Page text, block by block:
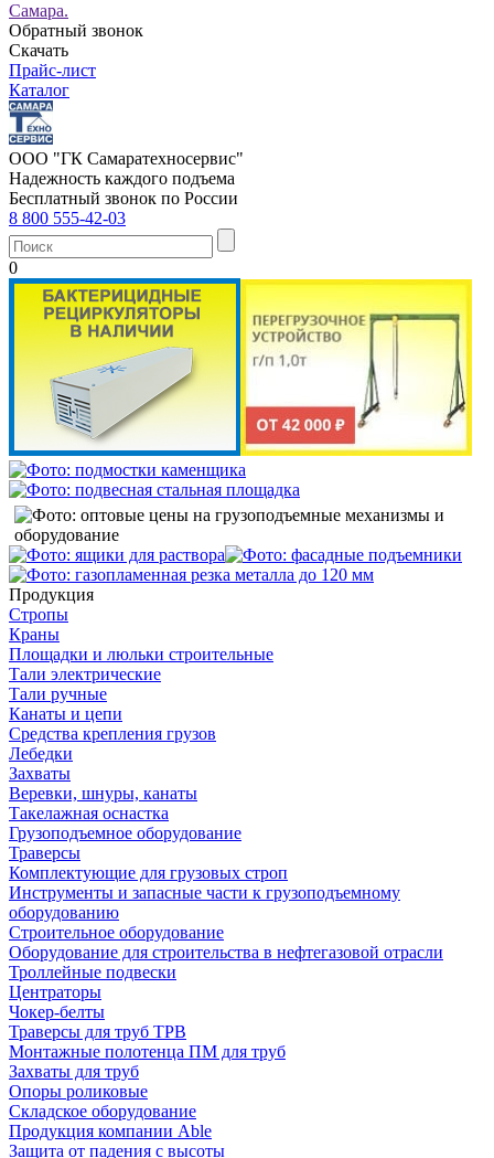
Самара.
Обратный звонок
Скачать
Прайс-лист
Каталог
ООО "ГК Самаратехносервис"
Надежность каждого подъема
Бесплатный звонок по России
8 800 555-42-03
0
Продукция
Стропы
Краны
Площадки и люльки строительные
Тали электрические
Тали ручные
Канаты и цепи
Средства крепления грузов
Лебедки
Захваты
Веревки, шнуры, канаты
Такелажная оснастка
Грузоподъемное оборудование
Траверсы
Комплектующие для грузовых строп
Инструменты и запасные части к грузоподъемному
оборудованию
Строительное оборудование
Оборудование для строительства в нефтегазовой отрасли
Троллейные подвески
Центраторы
Чокер-белты
Траверсы для труб ТРВ
Монтажные полотенца ПМ для труб
Захваты для труб
Опоры роликовые
Складское оборудование
Продукция компании Able
Защита от падения с высоты